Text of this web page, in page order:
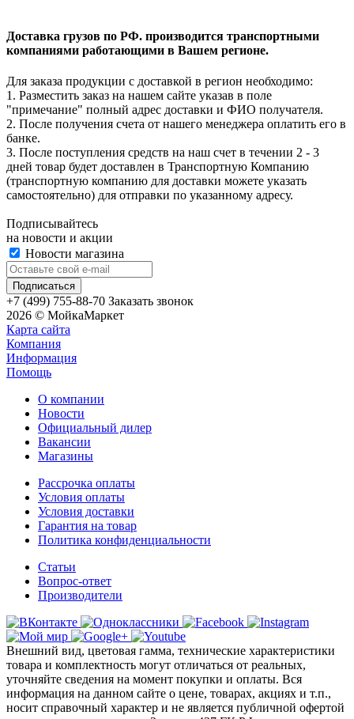
Доставка грузов по РФ. производится транспортными
компаниями работающими в Вашем регионе.
Для заказа продукции с доставкой в регион необходимо:
1. Разместить заказ на нашем сайте указав в поле
"примечание" полный адрес доставки и ФИО получателя.
2. После получения счета от нашего менеджера оплатить его в
банке.
3. После поступления средств на наш счет в течении 2 - 3
дней товар будет доставлен в Транспортную Компанию
(транспортную компанию для доставки можете указать
самостоятельно) для отправки по указанному адресу.
Подписывайтесь
на новости и акции
Новости магазина
+7 (499) 755-88-70 Заказать звонок
2026 © МойкаМаркет
Карта сайта
Компания
Информация
Помощь
О компании
Новости
Официальный дилер
Вакансии
Магазины
Рассрочка оплаты
Условия оплаты
Условия доставки
Гарантия на товар
Политика конфиденциальности
Статьи
Вопрос-ответ
Производители
Внешний вид, цветовая гамма, технические характеристики
товара и комплектность могут отличаться от реальных,
уточняйте сведения на момент покупки и оплаты. Вся
информация на данном сайте о цене, товарах, акциях и т.п.,
носит справочный характер и не является публичной офертой